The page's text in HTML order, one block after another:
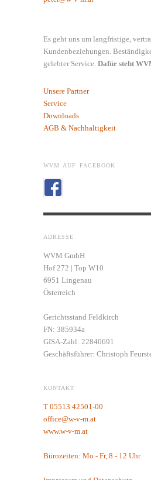
Es geht uns um langfristige,
Kundenbeziehungen.
gelebter Service. Dafür steht
Unsere Partner
Service
Downloads
AGB & Nachhaltigkeit
WVM AUF FACEBOOK
ADRESSE
WVM GmbH
Hof 272 | Top W10
6951 Lingenau
Österreich
Gerichtsstand Feldkirch
FN: 385934a
GISA-Zahl: 22840691
Geschäftsführer: Christoph
KONTAKT
T 05513 42501-00
office@w-v-m.at
www.w-v-m.at
Bürozeiten: Mo - Fr, 8 - 12 Uhr